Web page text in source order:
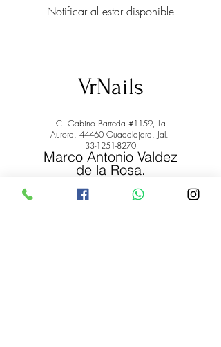
Notificar al estar disponible
VrNails
C. Gabino Barreda #1159, La
Aurora, 44460 Guadalajara, Jal.
33-1251-8270
Marco Antonio Valdez
de la Rosa.